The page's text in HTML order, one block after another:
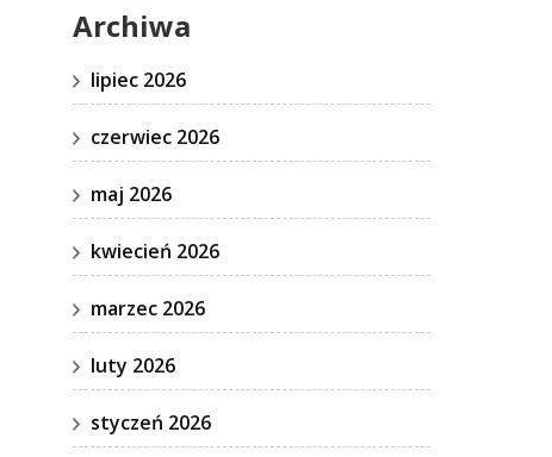
Archiwa
lipiec 2026
czerwiec 2026
maj 2026
kwiecień 2026
marzec 2026
luty 2026
styczeń 2026